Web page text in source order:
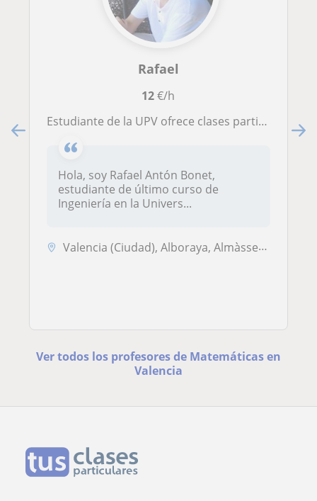
Rafael
12€/h
Estudiante de la UPV ofrece clases particulares presenciales para: Primaria, ESO, Bachillerato y Universidad
Hola, soy Rafael Antón Bonet,
estudiante de último curso de
Ingeniería en la Univers...
Valencia (Ciudad), Alboraya, Almàssera, Tavernes Blanques
Ver todos los profesores de Matemáticas en
Valencia